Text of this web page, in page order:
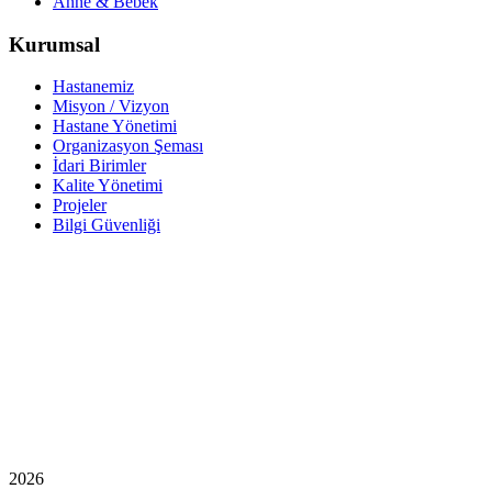
Kurumsal
Hastanemiz
Misyon / Vizyon
Hastane Yönetimi
Organizasyon Şeması
İdari Birimler
Kalite Yönetimi
Projeler
Bilgi Güvenliği
2026